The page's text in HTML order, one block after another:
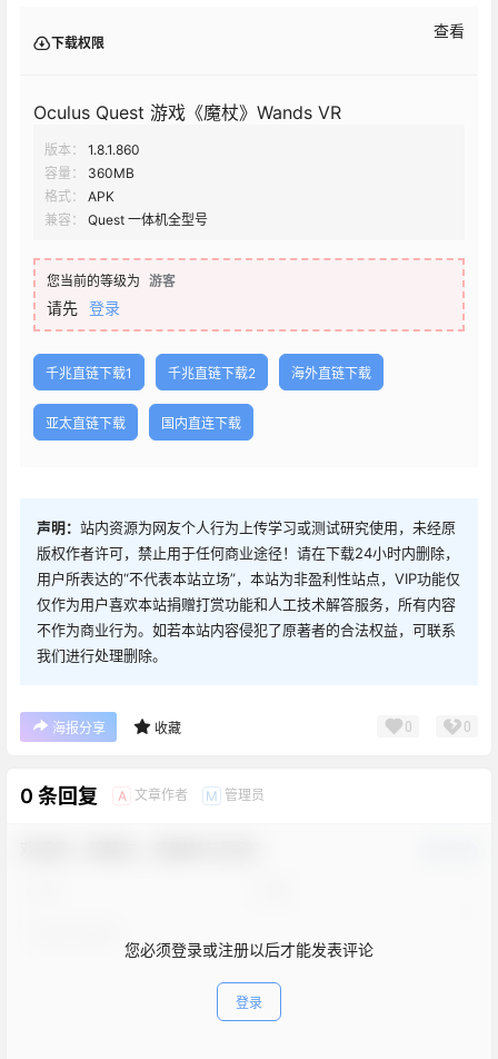
下载权限
查看
Oculus Quest 游戏《魔杖》Wands VR
版本：
1.8.1.860
容量：
360MB
格式：
APK
兼容：
Quest 一体机全型号
您当前的等级为 游客
请先 登录
千兆直链下载1 千兆直链下载2 海外直链下载
亚太直链下载 国内直连下载
声明： 站内资源为网友个人行为上传学习或测试研究使用，未经原
版权作者许可，禁止用于任何商业途径！请在下载24小时内删除，
用户所表达的“不代表本站立场”，本站为非盈利性站点，VIP功能仅
仅作为用户喜欢本站捐赠打赏功能和人工技术解答服务，所有内容
不作为商业行为。如若本站内容侵犯了原著者的合法权益，可联系
我们进行处理删除。
海报分享 收藏 0 0
0 条回复 A 文章作者 M 管理员
您必须登录或注册以后才能发表评论
登录